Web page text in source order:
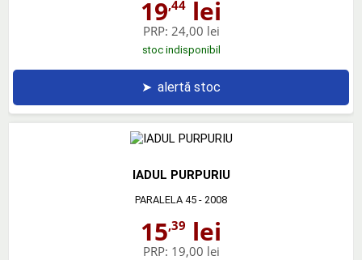
19,44 lei
PRP: 24,00 lei
stoc indisponibil
➤ alertă stoc
IADUL PURPURIU
PARALELA 45 - 2008
15,39 lei
PRP: 19,00 lei